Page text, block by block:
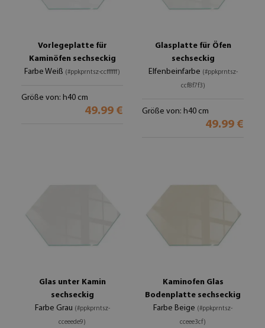
Vorlegeplatte für
Kaminöfen sechseckig
Farbe Weiß (#ppkprntsz-ccffffff)
Größe von: h40 cm
49.99 €
Glasplatte für Öfen
sechseckig
Elfenbeinfarbe (#ppkprntsz-
ccf8f7f3)
Größe von: h40 cm
49.99 €
Glas unter Kamin
sechseckig
Farbe Grau (#ppkprntsz-
cceeede9)
Kaminofen Glas
Bodenplatte sechseckig
Farbe Beige (#ppkprntsz-
cceee3cf)